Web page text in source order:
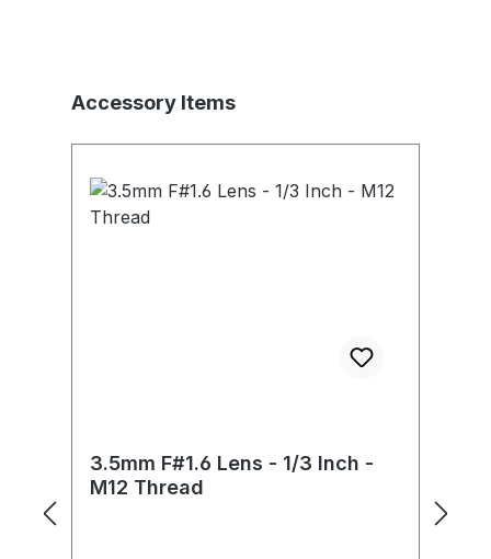
Skip product gallery
Accessory Items
3.5mm F#1.6 Lens - 1/3 Inch -
M12 Thread